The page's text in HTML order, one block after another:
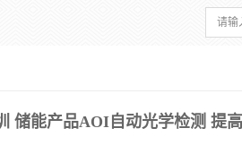
储能产品AOI自动光学检测 提